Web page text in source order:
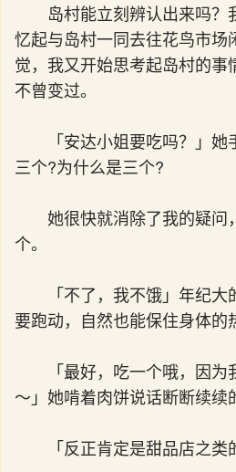
岛村能立刻辨认出来吗
忆起与岛村一同去往花鸟市场
觉，我又开始思考起岛村的
不曾变过。
「安达小姐要吃吗？」她
三个?为什么是三个?
她很快就消除了我的疑问
个。
「不了，我不饿」年纪
要跑动，自然也能保住身体的
「最好，吃一个哦，因
～」她啃着肉饼说话断断续续
「反正肯定是甜品店之类